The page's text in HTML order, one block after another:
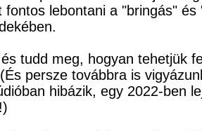
fontos lebontani a "bringás"
tudd meg, hogyan tehetjük
persze továbbra is
hibázik, egy 2022-ben